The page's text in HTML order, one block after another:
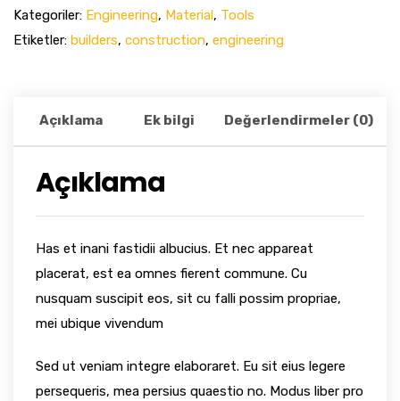
Kategoriler: Engineering, Material , Tools
Etiketler: builders, construction, engineering
Açıklama Ek bilgi Değerlendirmeler (0)
Açıklama
Has et inani fastidii albucius. Et nec appareat
placerat, est ea omnes fierent commune. Cu
nusquam suscipit eos, sit cu falli possim propriae,
mei ubique vivendum
Sed ut veniam integre elaboraret. Eu sit eius legere
persequeris, mea persius quaestio no. Modus liber pro